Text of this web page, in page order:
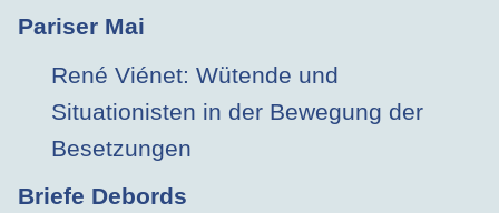
Pariser Mai
René Viénet: Wütende und
Situationisten in der Bewegung der
Besetzungen
Briefe Debords